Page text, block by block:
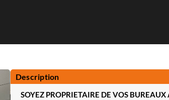
Description
SOYEZ PROPRIETAIRE DE VOS BUREAUX